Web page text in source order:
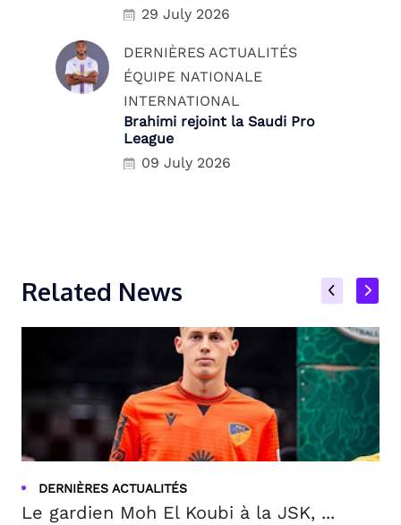
29 July 2026
DERNIÈRES ACTUALITÉS
ÉQUIPE NATIONALE
INTERNATIONAL
Brahimi rejoint la Saudi Pro
League
09 July 2026
Related News
DERNIÈRES ACTUALITÉS
Le gardien Moh El Koubi à la JSK, ...